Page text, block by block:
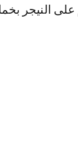
2026 عقب فوزهم على